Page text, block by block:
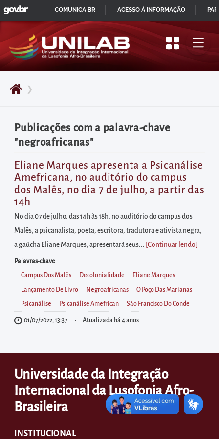
Pular
para
início
do
principal
Acessar
diretamente
o
menu
principal
Acessar
diretamente
à
área
para
realizar
buscas
internas
Acessar
postas
no
rodapé
❯
Publicações com a palavra-chave
"negroafricanas"
Eliane Marques apresenta a Psicanálise
Amefricana, no auditório do campus
dos Malês, no dia 7 de julho, a partir das
14h
No dia 07 de julho, das 14h às 18h, no auditório do campus dos
Malês, a psicanalista, poeta, escritora, tradutora e ativista negra,
a gaúcha Eliane Marques, apresentará seus... [Continuar lendo
Palavras-chave
Campus Dos Malês Decolonialidade Eliane Marques
Lançamento De Livro Negroafricanas O Poço Das Marianas
Psicanálise Psicanálise Amefrican São Francisco Do Conde
01/07/2022, 13:37 Atualizada há 4 anos
Universidade da Integração
Internacional da Lusofonia Afro-
Brasileira
INSTITUCIONAL
IR
PARA
CONTEÚDO
GOVBR
COMUNICA BR ACESSO À INFORMAÇÃO